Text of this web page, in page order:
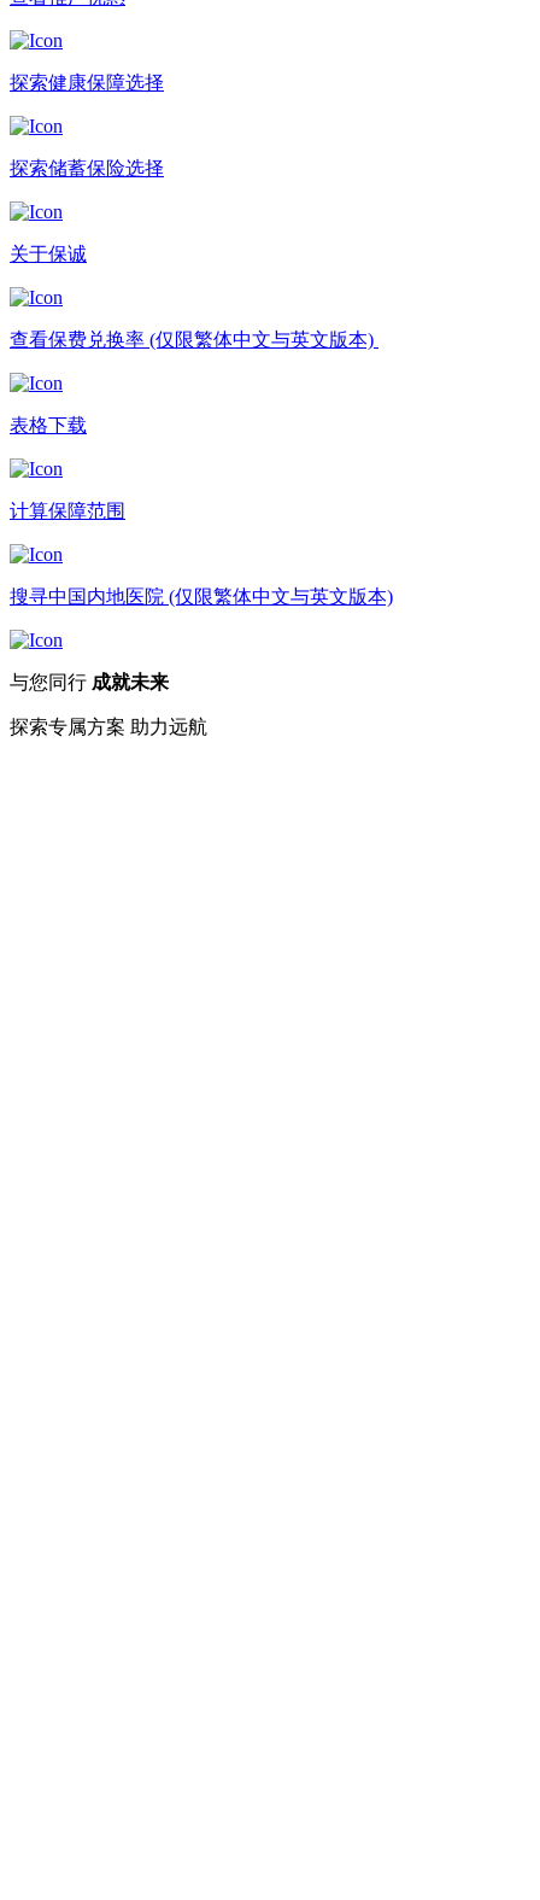
探索健康保障选择
探索储蓄保险选择
关于保诚
查看保费兑换率​ (仅限繁体中文与英文版本) ​
表格下载
计算保障范围​
搜寻中国内地医院​ (仅限繁体中文与英文版本)
与您同行 成就未来
探索专属方案 助力远航